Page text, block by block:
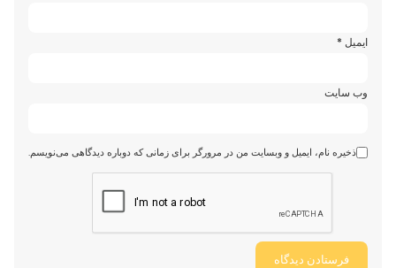
ایمیل *
وب‌ سایت
ذخیره نام، ایمیل و وبسایت من در مرورگر برای زمانی که دوباره دیدگاهی می‌نویسم.